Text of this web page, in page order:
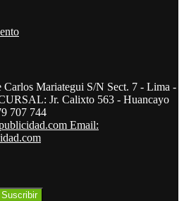
Carlos Mariategui S/N Sect. 7 - Lima -
Jr. Calixto 563 - Huancayo
707 744
Email:
Suscribir